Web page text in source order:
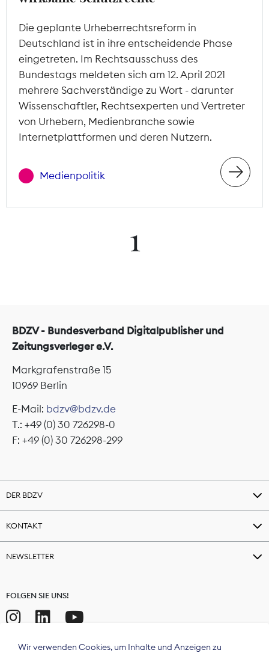
Die geplante Urheberrechtsreform in
Deutschland ist in ihre entscheidende Phase
eingetreten. Im Rechtsausschuss des
Bundestags meldeten sich am 12. April 2021
mehrere Sachverständige zu Wort - darunter
Wissenschaftler, Rechtsexperten und Vertreter
von Urhebern, Medienbranche sowie
Internetplattformen und deren Nutzern.
Medienpolitik
1
BDZV - Bundesverband Digitalpublisher und
Zeitungsverleger e.V.
Markgrafenstraße 15
10969 Berlin
E-Mail: bdzv@bdzv.de
T.: +49 (0) 30 726298-0
F: +49 (0) 30 726298-299
DER BDZV
KONTAKT
NEWSLETTER
FOLGEN SIE UNS!
Wir verwenden Cookies, um Inhalte und Anzeigen zu